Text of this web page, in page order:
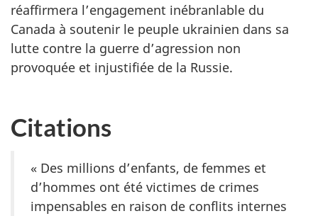
réaffirmera l’engagement inébranlable du
Canada à soutenir le peuple ukrainien dans sa
lutte contre la guerre d’agression non
provoquée et injustifiée de la Russie.
Citations
« Des millions d’enfants, de femmes et
d’hommes ont été victimes de crimes
impensables en raison de conflits internes